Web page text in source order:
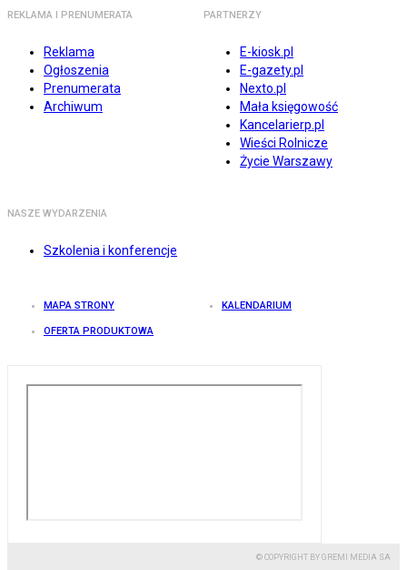
REKLAMA I PRENUMERATA
Reklama
Ogłoszenia
Prenumerata
Archiwum
PARTNERZY
E-kiosk.pl
E-gazety.pl
Nexto.pl
Mała księgowość
Kancelarierp.pl
Wieści Rolnicze
Życie Warszawy
NASZE WYDARZENIA
Szkolenia i konferencje
MAPA STRONY KALENDARIUM
OFERTA PRODUKTOWA
© COPYRIGHT BY GREMI MEDIA SA